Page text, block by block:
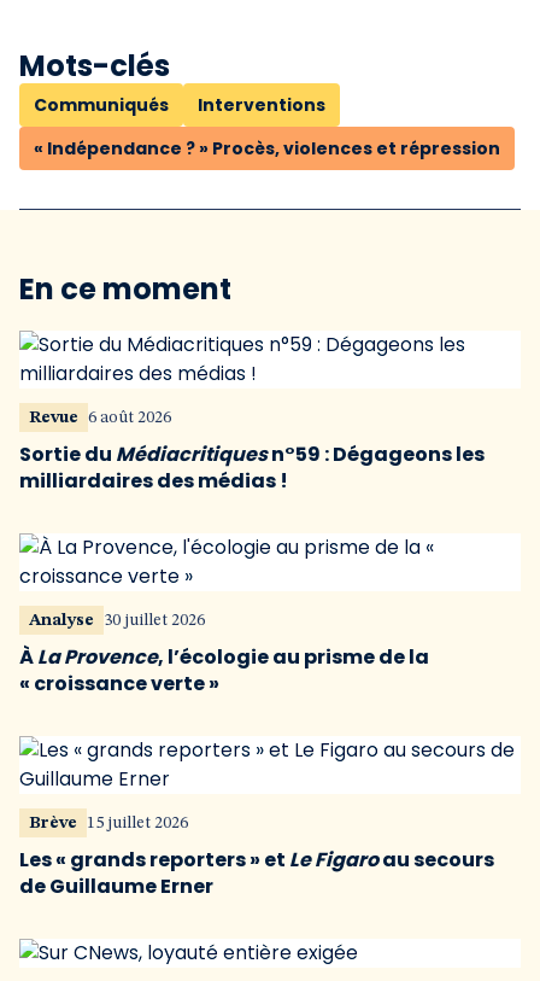
Mots-clés
Communiqués
Interventions
« Indépendance ? » Procès, violences et répression
En ce moment
Revue 6 août 2026
Sortie du Médiacritiquesn°59 : Dégageons les
milliardaires des médias !
Analyse 30 juillet 2026
ÀLa Provence, l’écologie au prisme de la
« croissance verte »
Brève 15 juillet 2026
Les « grands reporters » et Le Figaroau secours
de Guillaume Erner